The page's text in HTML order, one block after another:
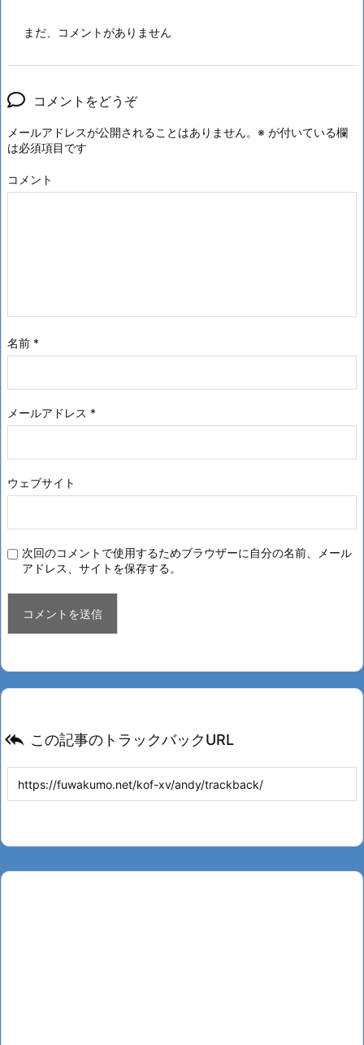
まだ、コメントがありません
コメントをどうぞ
メールアドレスが公開されることはありません。 ※ が付いている欄
は必須項目です
コメント
名前 *
メールアドレス *
ウェブサイト
次回のコメントで使用するためブラウザーに自分の名前、メール
アドレス、サイトを保存する。
 この記事のトラックバックURL